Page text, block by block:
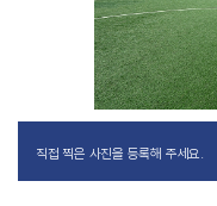
직접 찍은 사진을 등록해 주세요.